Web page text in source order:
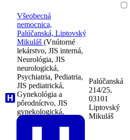
Všeobecná
nemocnica,
Palúčanská, Liptovský
Mikuláš (Vnútorné
lekárstvo, JIS interná,
Neurológia, JIS
neurologická,
Psychiatria, Pediatria,
JIS pediatrická,
Gynekológia a
pôrodníctvo, JIS
gynekologická,
Chirurgia, JIS
chirurgická, úrazová
Palúčanská
214/25,
03101
Liptovský
Mikuláš